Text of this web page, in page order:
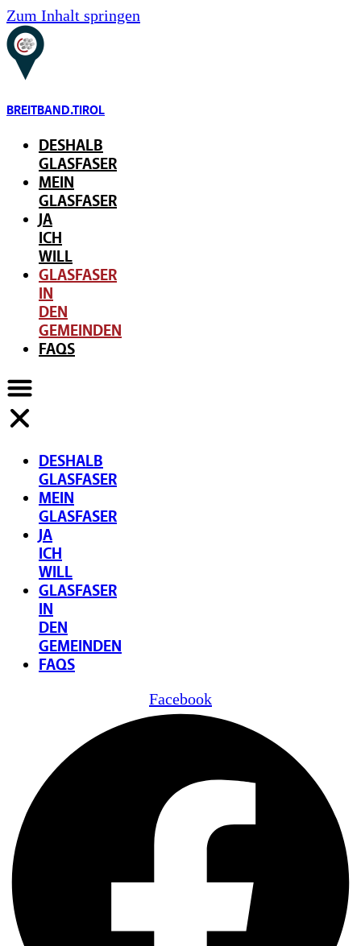
Zum Inhalt springen
BREITBAND.TIROL
DESHALB
GLASFASER
MEIN
GLASFASER
JA
ICH
WILL
GLASFASER
IN
DEN
GEMEINDEN
FAQS
DESHALB
GLASFASER
MEIN
GLASFASER
JA
ICH
WILL
GLASFASER
IN
DEN
GEMEINDEN
FAQS
Facebook